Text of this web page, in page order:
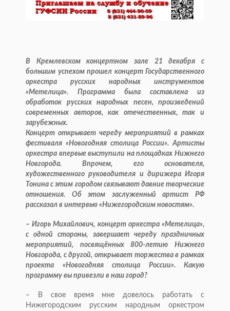
В Кремлевском концертном зале 21 декабря с
большим успехом прошел концерт Государственного
оркестра русских народных инструментов
«Метелица». Программа была составлена из
обработок русских народных песен, произведений
современных авторов, как отечественных, так и
зарубежных.
Концерт открывает череду мероприятий в рамках
фестиваля «Новогодняя столица России». Артисты
оркестра впервые выступили на площадках Нижнего
Новгорода. Впрочем, его основателя,
художественного руководителя и дирижера Игоря
Тонина с этим городом связывают давние творческие
отношения. Об этом заслуженный артист РФ
рассказал в интервью «Нижегородским новостям».
– Игорь Михайлович, концерт оркестра «Метелица»,
с одной стороны, завершает череду праздничных
мероприятий, посвящённых 800-летию Нижнего
Новгорода, с другой, открывает торжества в рамках
проекта «Новогодняя столица России». Какую
программу вы привезли в наш город?
– В свое время мне довелось работать с
Нижегородским русским народным оркестром